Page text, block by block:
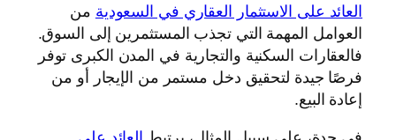
العائد على الاستثمار العقاري في السعودية من
العوامل المهمة التي تجذب المستثمرين إلى السوق.
فالعقارات السكنية والتجارية في المدن الكبرى توفر
فرصًا جيدة لتحقيق دخل مستمر من الإيجار أو من
إعادة البيع.